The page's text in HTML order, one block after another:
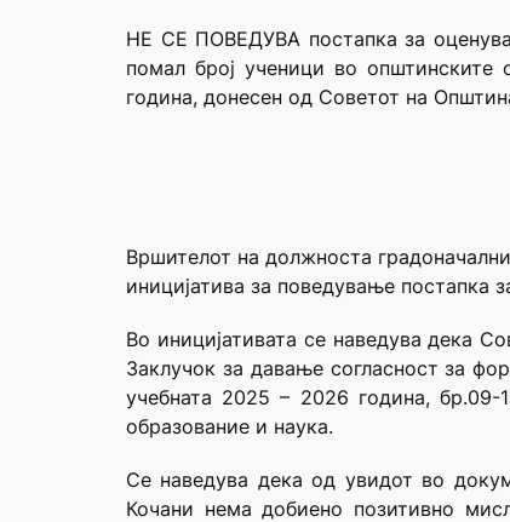
НЕ СЕ ПОВЕДУВА постапка за
помал број ученици во
година, донесен од Советот на
Вршителот на должноста
иницијатива за поведување постапка
Во иницијативата се наведува дека
Заклучок за давање согласност за
учебната 2025 – 2026 година,
образование и наука.
Се наведува дека од увидот во
Кочани нема добиено позитивно